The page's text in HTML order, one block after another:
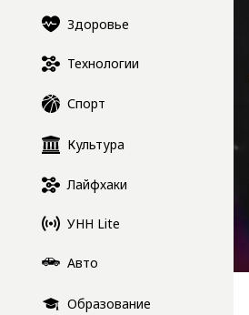
Здоровье
Технологии
Спорт
Культура
Лайфхаки
УНН Lite
Авто
Образование